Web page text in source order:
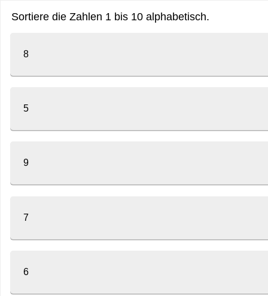
Sortiere die Zahlen 1 bis 10 alphabetisch.
8
5
9
7
6